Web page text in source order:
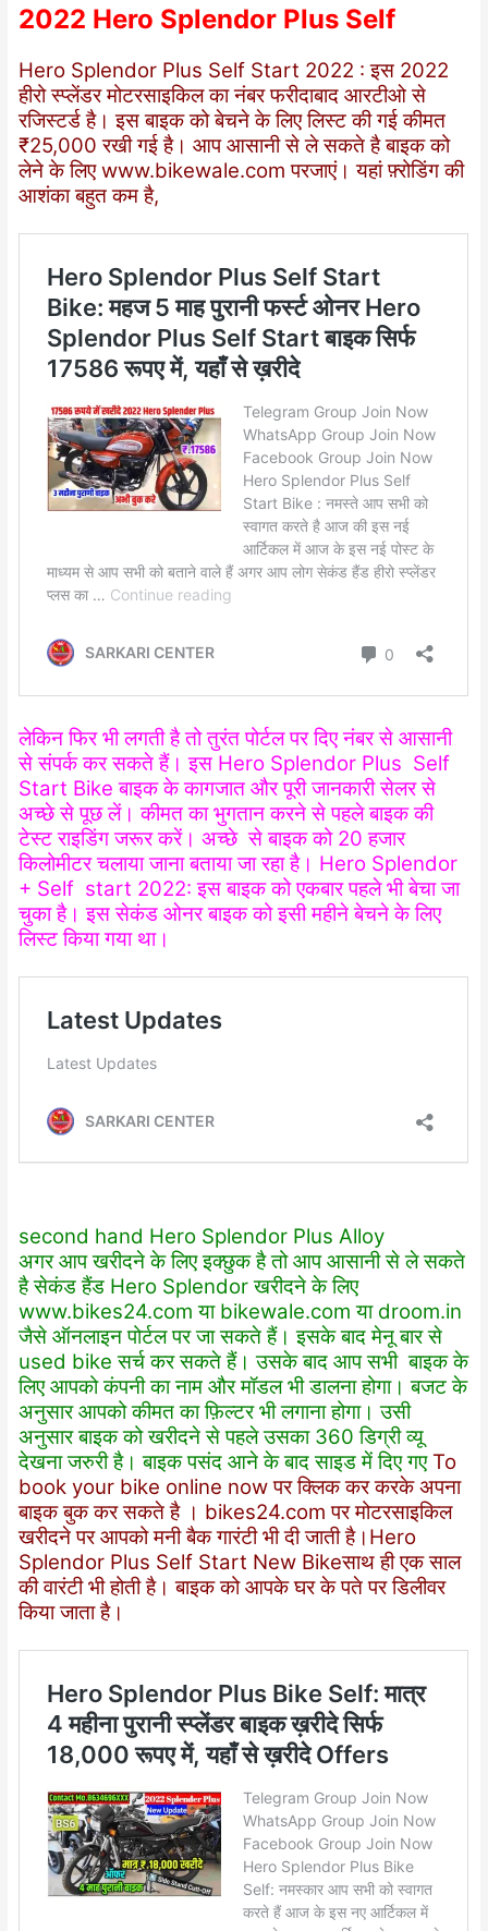
2022 Hero Splendor Plus Self
Hero Splendor Plus Self Start 2022 : इस 2022
हीरो स्प्लेंडर मोटरसाइकिल का नंबर फरीदाबाद आरटीओ से
रजिस्टर्ड है। इस बाइक को बेचने के लिए लिस्ट की गई कीमत
₹25,000 रखी गई है। आप आसानी से ले सकते है बाइक को
लेने के लिएwww.bikewale.com परजाएं। यहां फ़्रोडिंग की
आशंका बहुत कम है,
लेकिन फिर भी लगती है तो तुरंत पोर्टल पर दिए नंबर से आसानी
से संपर्क कर सकते हैं। इस Hero Splendor Plus Self
Start Bike बाइक के कागजात और पूरी जानकारी सेलर से
अच्छे से पूछ लें। कीमत का भुगतान करने से पहले बाइक की
टेस्ट राइडिंग जरूर करें। अच्छे से बाइक को 20 हजार
किलोमीटर चलाया जाना बताया जा रहा है। Hero Splendor
+ Self start 2022: इस बाइक को एकबार पहले भी बेचा जा
चुका है। इस सेकंड ओनर बाइक को इसी महीने बेचने के लिए
लिस्ट किया गया था।
second hand Hero Splendor Plus Alloy
अगर आप खरीदने के लिए इक्छुक है तो आप आसानी से ले सकते
है सेकंड हैंड Hero Splendor खरीदने के लिए
www.bikes24.com या bikewale.com या droom.in
जैसे ऑनलाइन पोर्टल पर जा सकते हैं। इसके बाद मेनू बार से
used bike सर्च कर सकते हैं। उसके बाद आप सभी बाइक के
लिए आपको कंपनी का नाम और मॉडल भी डालना होगा। बजट के
अनुसार आपको कीमत का फ़िल्टर भी लगाना होगा। उसी
अनुसार बाइक को खरीदने से पहले उसका 360 डिग्री व्यू
देखना जरुरी है। बाइक पसंद आने के बाद साइड में दिए गएTo
book your bike online now पर क्लिक कर करके अपना
बाइक बुक कर सकते है । bikes24.com पर मोटरसाइकिल
खरीदने पर आपको मनी बैक गारंटी भी दी जाती है।Hero
Splendor Plus Self Start New Bikeसाथ ही एक साल
की वारंटी भी होती है। बाइक को आपके घर के पते पर डिलीवर
किया जाता है।